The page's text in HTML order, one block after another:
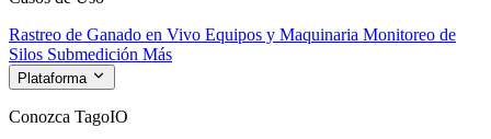
Rastreo de Ganado en Vivo Equipos y Maquinaria Monitoreo de
Silos Submedición Más
Plataforma
Conozca TagoIO